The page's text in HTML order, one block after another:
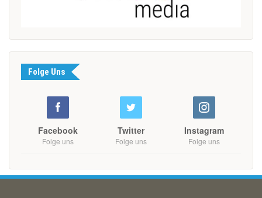
Folge Uns
Facebook
Folge uns
Twitter
Folge uns
Instagram
Folge uns